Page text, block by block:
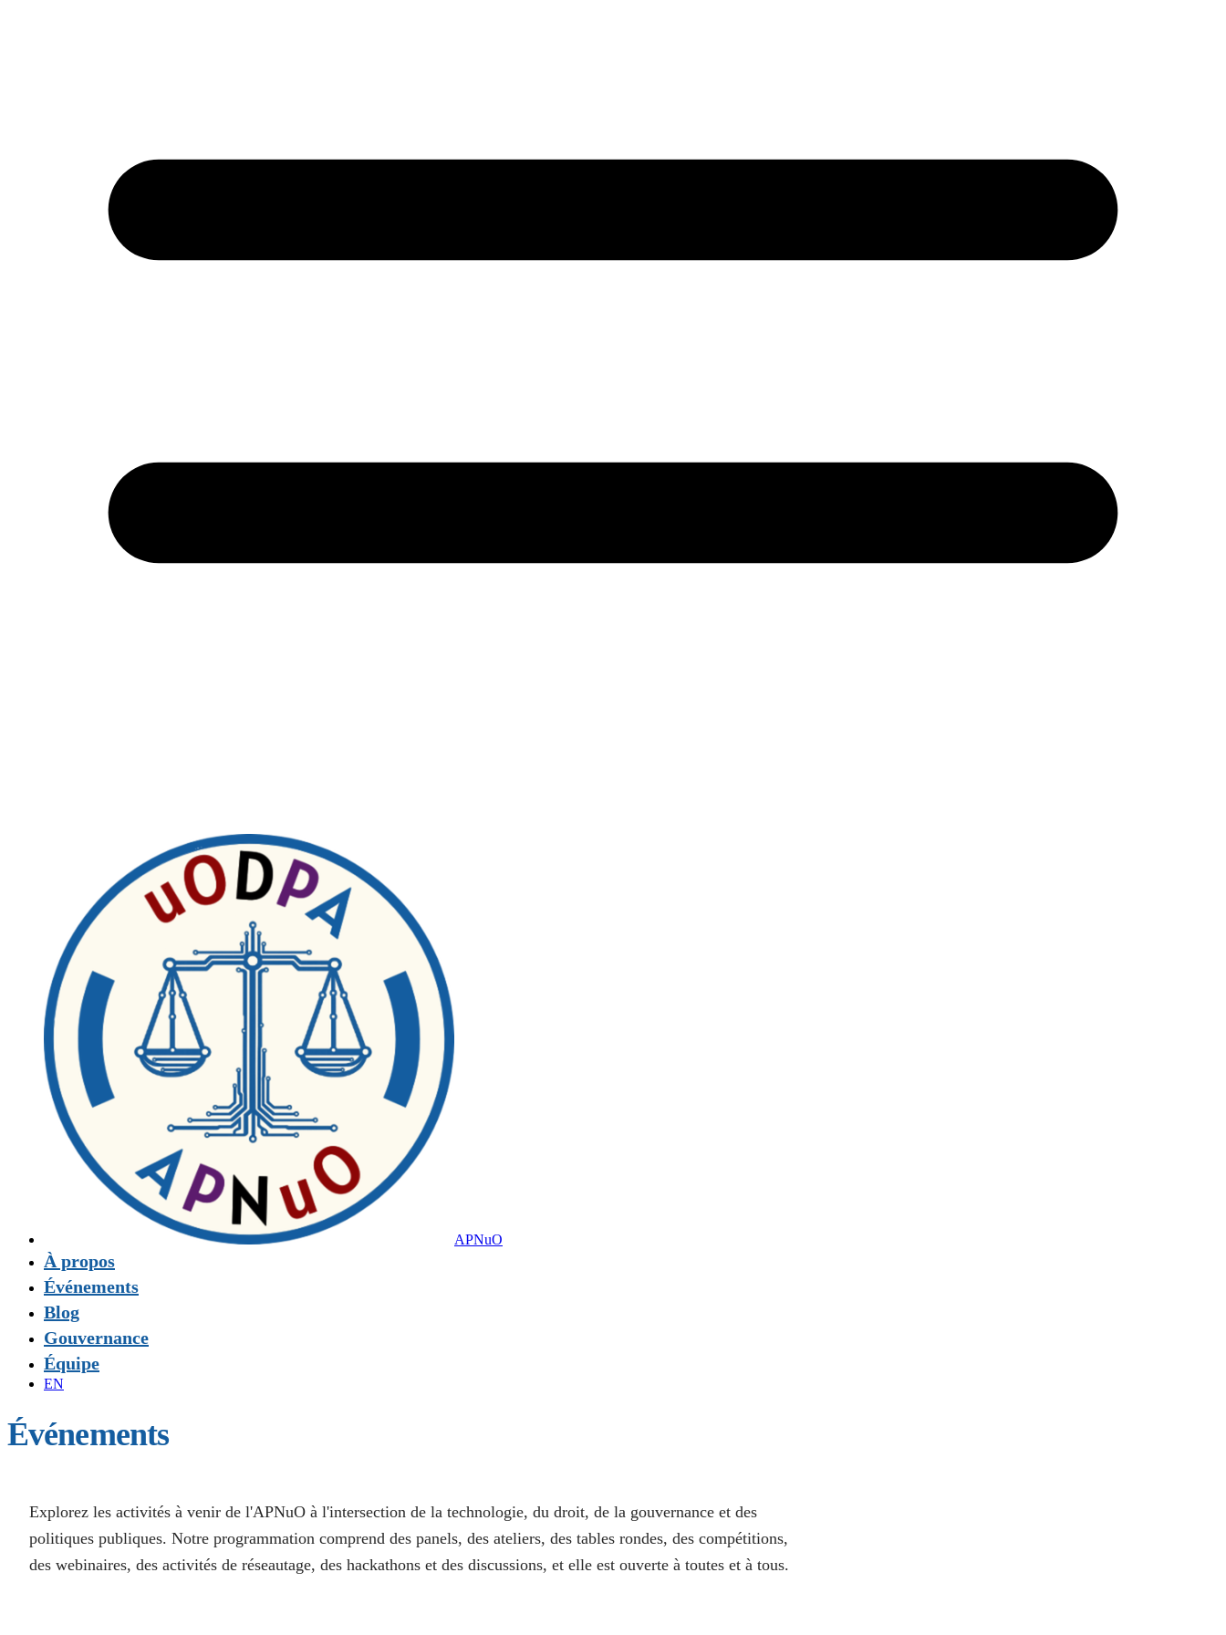
APNuO
À propos
Événements
Blog
Gouvernance
Équipe
EN
Événements
Explorez les activités à venir de l'APNuO à l'intersection de la technologie, du droit, de la gouvernance et des
politiques publiques. Notre programmation comprend des panels, des ateliers, des tables rondes, des compétitions,
des webinaires, des activités de réseautage, des hackathons et des discussions, et elle est ouverte à toutes et à tous.